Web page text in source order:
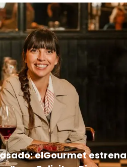
elGourmet estrena